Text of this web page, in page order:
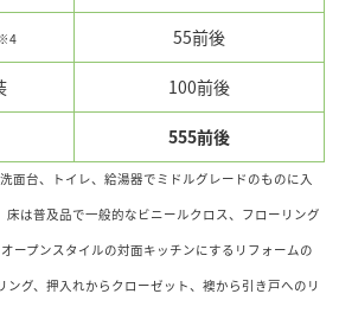
55前後
100前後
555前後
面台、トイレ、給湯器でミドルグレードのものに入
は普及品で一般的なビニールクロス、フローリング
ープンスタイルの対面キッチンにするリフォームの
グ、押入れからクローゼット、襖から引き戸へのリ